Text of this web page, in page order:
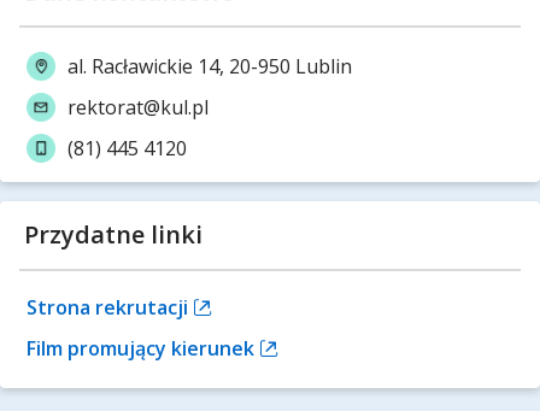
al. Racławickie 14, 20-950 Lublin
rektorat@kul.pl
(81) 445 4120
Przydatne linki
Strona rekrutacji
Film promujący kierunek